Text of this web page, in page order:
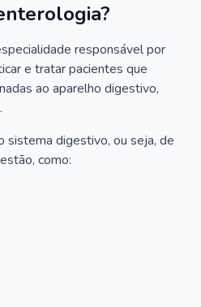
responsável por
e tratar pacientes que
ao aparelho digestivo,
sistema digestivo, ou seja, de
como: